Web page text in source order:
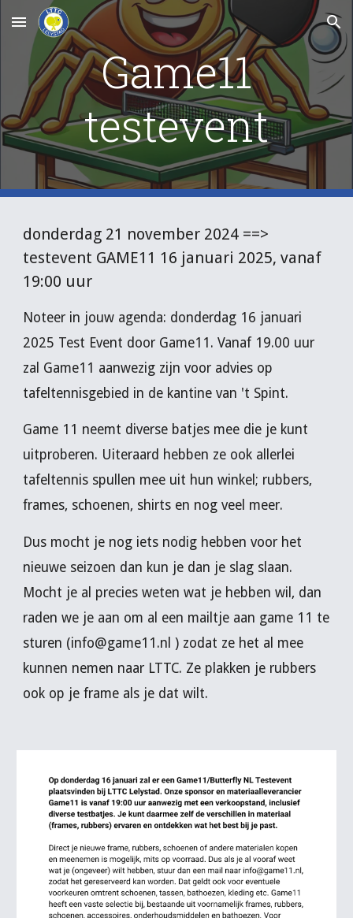
Skip to main content Skip to navigation
Game11
testevent
donderdag 21 november 2024 ==>
testevent GAME11 16 januari 2025, vanaf
19:00 uur
Noteer in jouw agenda: donderdag 16 januari
2025 Test Event door Game11. Vanaf 19.00 uur
zal Game11 aanwezig zijn voor advies op
tafeltennisgebied in de kantine van 't Spint.
Game 11 neemt diverse batjes mee die je kunt
uitproberen. Uiteraard hebben ze ook allerlei
tafeltennis spullen mee uit hun winkel; rubbers,
frames, schoenen, shirts en nog veel meer.
Dus mocht je nog iets nodig hebben voor het
nieuwe seizoen dan kun je dan je slag slaan.
Mocht je al precies weten wat je hebben wil, dan
raden we je aan om al een mailtje aan game 11 te
sturen (info@game11.nl ) zodat ze het al mee
kunnen nemen naar LTTC. Ze plakken je rubbers
ook op je frame als je dat wilt.